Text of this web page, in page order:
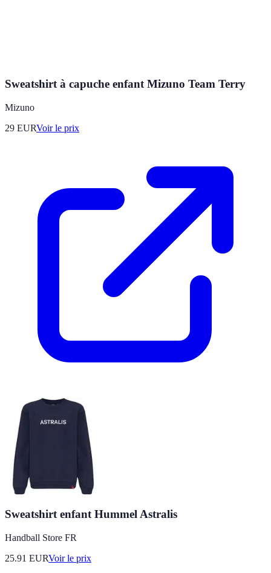
Sweatshirt à capuche enfant Mizuno Team Terry
Mizuno
29 EURVoir le prix
Sweatshirt enfant Hummel Astralis
Handball Store FR
25.91 EURVoir le prix